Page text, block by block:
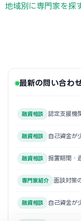
地域別に専門家を探
最新の問い合わ
融資相談 認定支援機
融資相談 自己資金が
融資相談 据置期間・
専門家紹介 面談対策
融資相談 自己資金が
専門家に無料相談